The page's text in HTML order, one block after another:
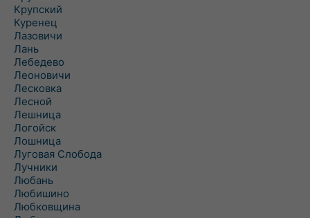
Крупский
Куренец
Лазовичи
Лань
Лебедево
Леоновичи
Лесковка
Лесной
Лешница
Логойск
Лошница
Луговая Слобода
Лучники
Любань
Любишино
Любковщина